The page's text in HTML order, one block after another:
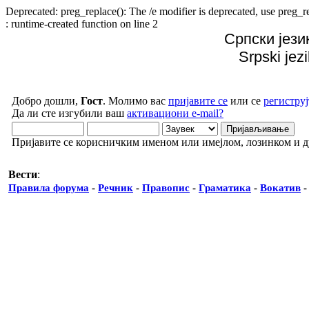
Deprecated: preg_replace(): The /e modifier is deprecated, use
: runtime-created function on line 2
Српски
Srpski
Добро дошли, Гост. Молимо вас пријавите се или се
Да ли сте изгубили ваш активациони e-mail?
Пријавите се корисничким именом или имејлом, лозинком и
Вести:
Правила форума - Речник - Правопис - Граматика - Вокатив -